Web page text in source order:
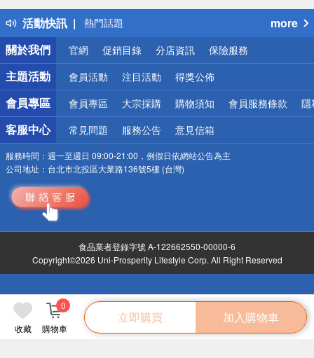
收藏 購物車
0
立即購買 加入購物車
活動快訊
得獎公告
熱門話題
銀行優惠
偏遠地區配送
詐騙網頁！請小心！
more
關於我們
官網 促銷目錄 分店資訊 保險服務
主題活動 會員活動 注目活動 得獎公佈
會員專區 會員專區 大宗採購 購物須知 會員服務條款 隱
客服中心 常見問題 服務公告 意見信箱
服務時間： 週一至週日 09:00-21:00，例假日依網站公告為主
公司地址： 台北市北投區大業路136號5樓 (台灣)
食品業者登錄字號 A-122662550-00000-6
Copyright©2026 Uni-Prosperity Lifestyle Corp. All Right Reserved